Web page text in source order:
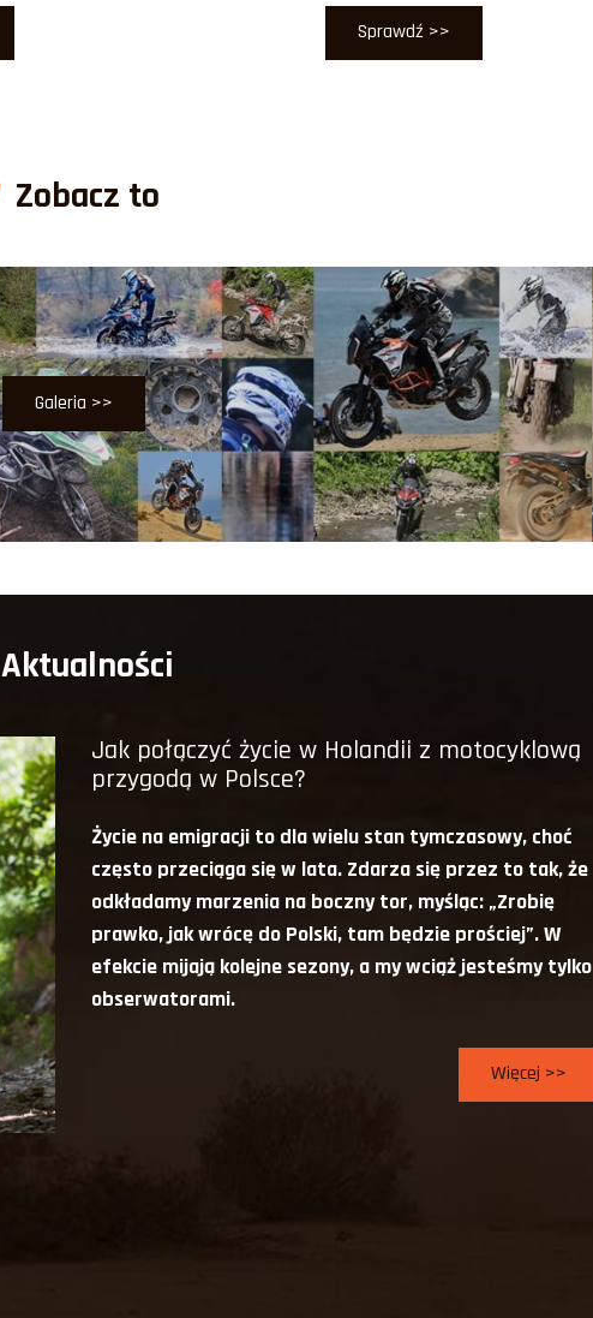
Sprawdź >>
Zobacz to
Galeria >>
Aktualności
Jak połączyć życie w Holandii z motocyklową
przygodą w Polsce?
Życie na emigracji to dla wielu stan tymczasowy, choć
często przeciąga się w lata. Zdarza się przez to tak, że
odkładamy marzenia na boczny tor, myśląc: „Zrobię
prawko, jak wrócę do Polski, tam będzie prościej”. W
efekcie mijają kolejne sezony, a my wciąż jesteśmy tylko
obserwatorami.
Więcej >>